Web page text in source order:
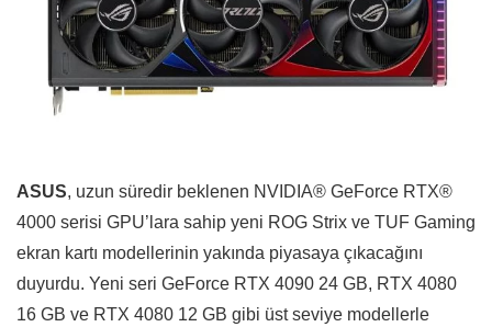
ASUS, uzun süredir beklenen NVIDIA® GeForce RTX®
4000 serisi GPU’lara sahip yeni ROG Strix ve TUF Gaming
ekran kartı modellerinin yakında piyasaya çıkacağını
duyurdu. Yeni seri GeForce RTX 4090 24 GB, RTX 4080
16 GB ve RTX 4080 12 GB gibi üst seviye modellerle